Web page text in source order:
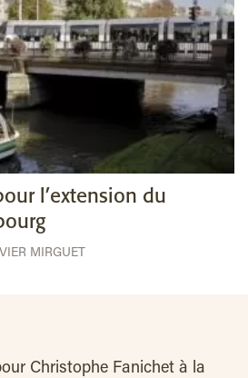
l’extension du
MIRGUET
Christophe Fanichet à la